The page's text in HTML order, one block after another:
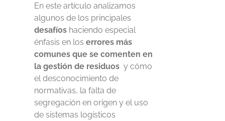
En este artículo analizamos
algunos de los principales
desafíos haciendo especial
énfasis en los erroresmás
comunes que se comenten en
la gestión de residuos y cómo
el desconocimiento de
normativas, la falta de
segregación en origen y el uso
de sistemas logísticos